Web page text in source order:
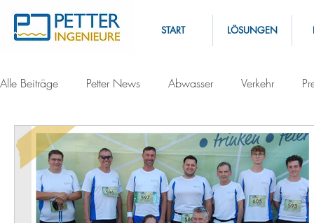
START LÖSUNGEN
Alle Beiträge Petter News Abwasser Verkehr